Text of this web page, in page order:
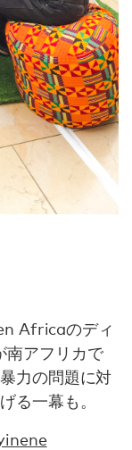
Africaのディ
アフリカで
力の問題に対
る一幕も。